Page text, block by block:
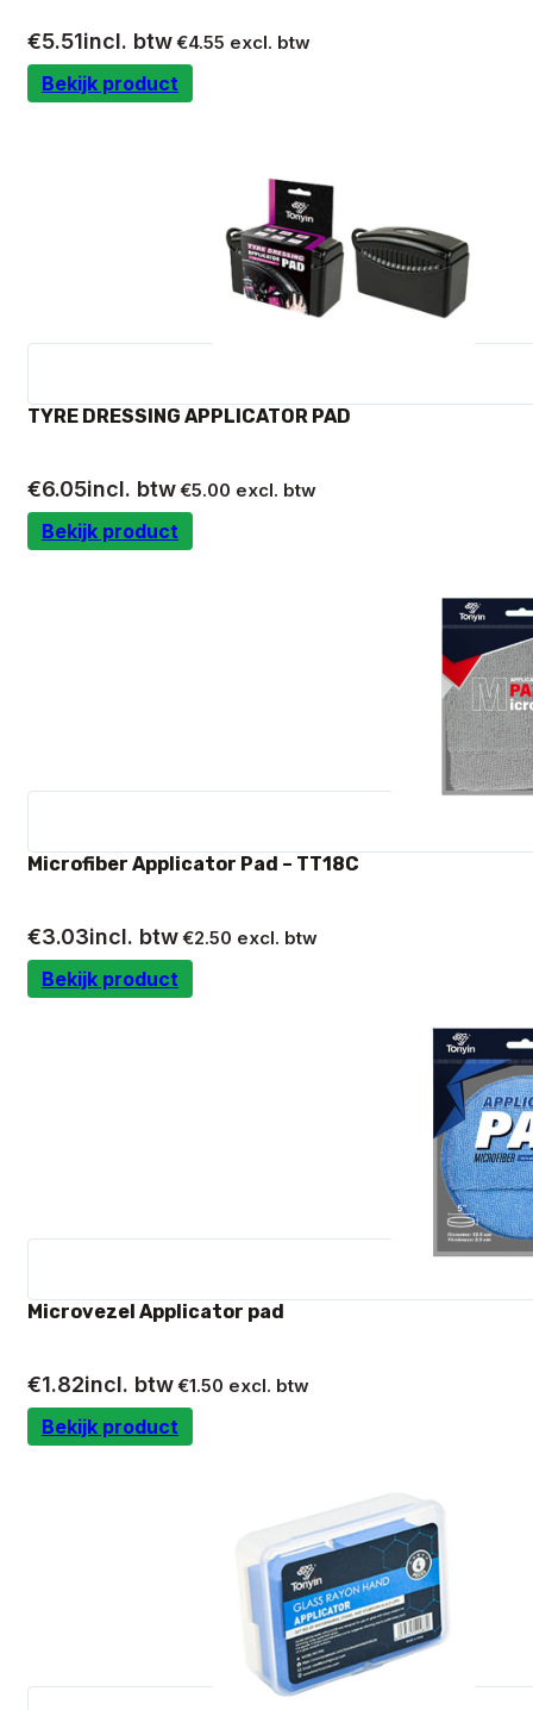
€5.51incl. btw€4.55 excl. btw
Bekijk product
TYRE DRESSING APPLICATOR PAD
€6.05incl. btw€5.00 excl. btw
Bekijk product
Microfiber Applicator Pad – TT18C
€3.03incl. btw€2.50 excl. btw
Bekijk product
Microvezel Applicator pad
€1.82incl. btw€1.50 excl. btw
Bekijk product